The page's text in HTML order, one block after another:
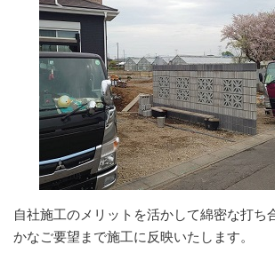
自社施工のメリットを活かして綿密な打ち
かなご要望まで施工に反映いたします。